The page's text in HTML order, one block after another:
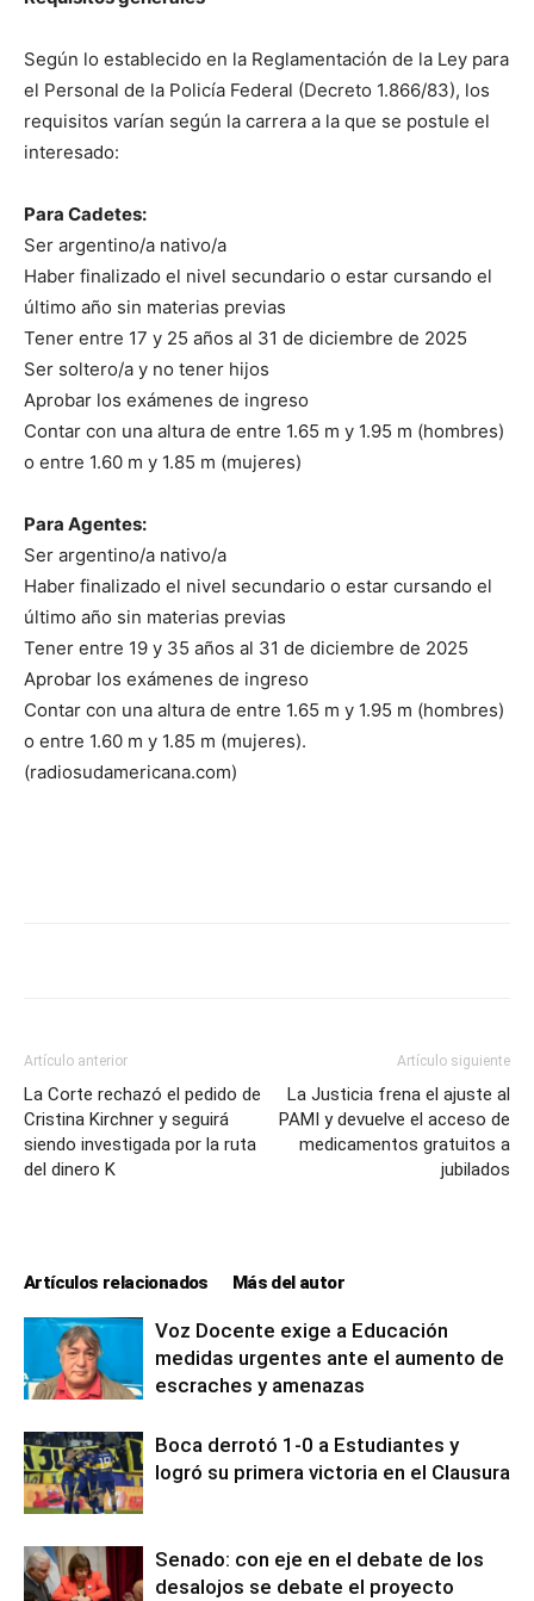
Según lo establecido en la Reglamentación de la Ley para
el Personal de la Policía Federal (Decreto 1.866/83), los
requisitos varían según la carrera a la que se postule el
interesado:
Para Cadetes:
Ser argentino/a nativo/a
Haber finalizado el nivel secundario o estar cursando el
último año sin materias previas
Tener entre 17 y 25 años al 31 de diciembre de 2025
Ser soltero/a y no tener hijos
Aprobar los exámenes de ingreso
Contar con una altura de entre 1.65 m y 1.95 m (hombres)
o entre 1.60 m y 1.85 m (mujeres)
Para Agentes:
Ser argentino/a nativo/a
Haber finalizado el nivel secundario o estar cursando el
último año sin materias previas
Tener entre 19 y 35 años al 31 de diciembre de 2025
Aprobar los exámenes de ingreso
Contar con una altura de entre 1.65 m y 1.95 m (hombres)
o entre 1.60 m y 1.85 m (mujeres).
(radiosudamericana.com)
Artículo anterior
La Corte rechazó el pedido de
Cristina Kirchner y seguirá
siendo investigada por la ruta
del dinero K
Artículo siguiente
La Justicia frena el ajuste al
PAMI y devuelve el acceso de
medicamentos gratuitos a
jubilados
Artículos relacionados Más del autor
Voz Docente exige a Educación
medidas urgentes ante el aumento de
escraches y amenazas
Boca derrotó 1-0 a Estudiantes y
logró su primera victoria en el Clausura
Senado: con eje en el debate de los
desalojos se debate el proyecto